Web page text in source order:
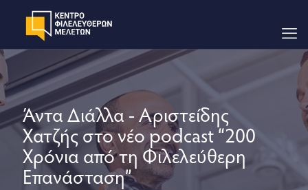
Άντα Διάλλα - Αριστείδης
Χατζής στο νέο podcast “200
Χρόνια από τη Φιλελεύθερη
Επανάσταση”